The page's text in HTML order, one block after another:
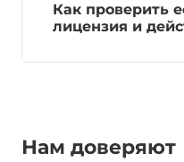
Как проверить
лицензия и
Нам доверяют